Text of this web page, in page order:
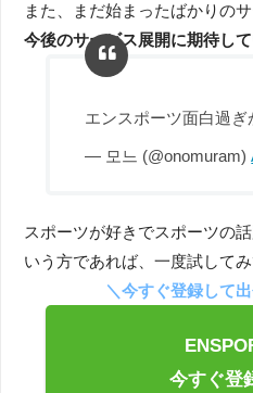
また、まだ始まったばかりの
今後のサービス展開に期待し
エンスポーツ面白過ぎ
— 모느 (@onomuram)
スポーツが好きでスポーツの
いう方であれば、一度試してみ
＼今すぐ登録して
今すぐ登